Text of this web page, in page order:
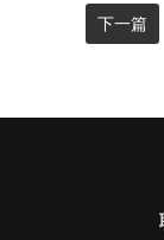
下一篇